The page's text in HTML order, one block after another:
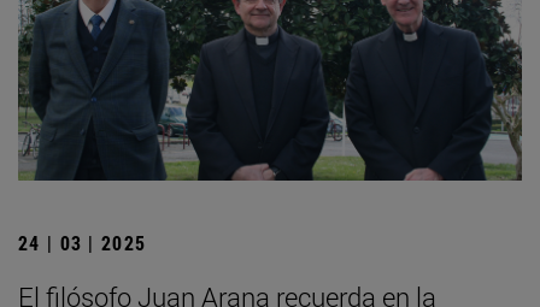
24 | 03 | 2025
El filósofo Juan Arana recuerda en la